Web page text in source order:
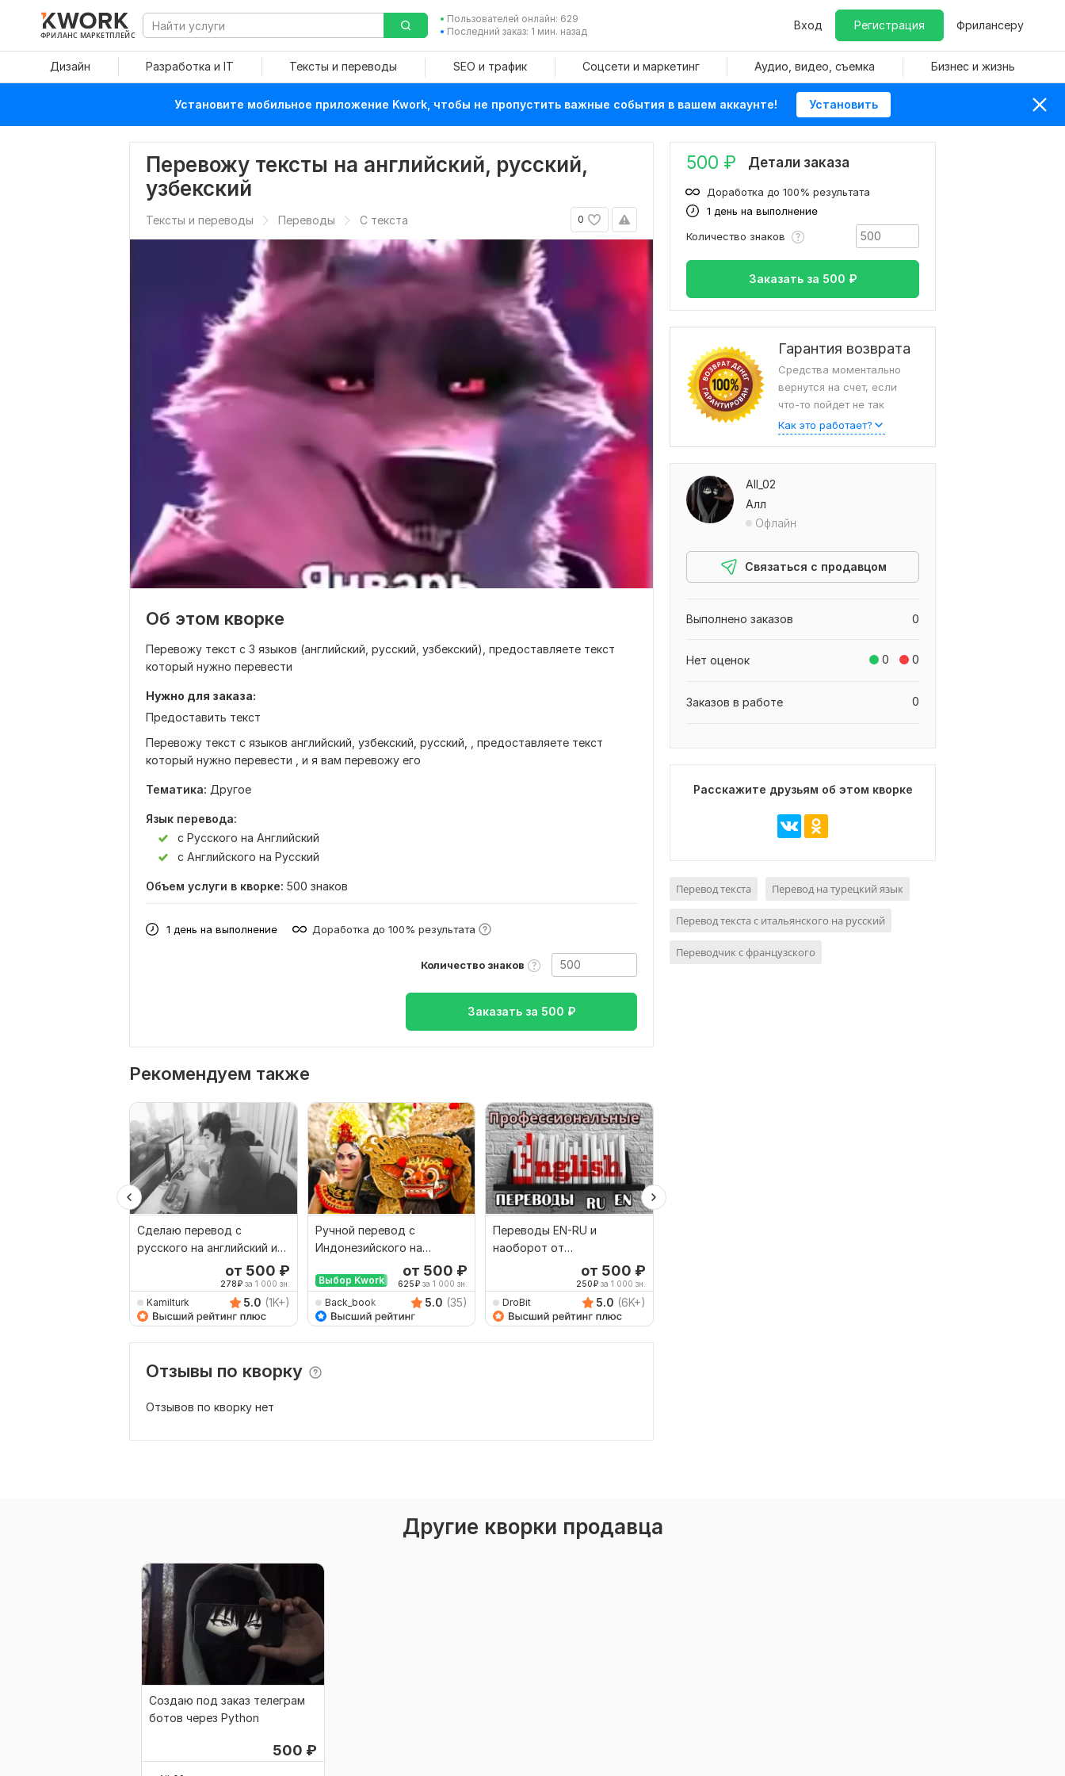
ФРИЛАНС МАРКЕТПЛЕЙС
Пользователей онлайн: 629
Последний заказ: 1 мин. назад
Вход Регистрация Фрилансеру
Дизайн Разработка и IT Тексты и переводы SEO и трафик Соцсети и маркетинг Аудио, видео, съемка Бизнес и жизнь
Установите мобильное приложение Kwork, чтобы не пропустить важные события в вашем аккаунте! Установить
Перевожу тексты на английский, русский,
узбекский
0
Тексты и переводы Переводы С текста
Об этом кворке
Перевожу текст с 3 языков (английский, русский, узбекский), предоставляете текст
который нужно перевести
Нужно для заказа:
Предоставить текст
Перевожу текст с языков английский, узбекский, русский, , предоставляете текст
который нужно перевести , и я вам перевожу его
Тематика: Другое
Язык перевода:
с Русского на Английский
с Английского на Русский
Объем услуги в кворке: 500 знаков
1 день на выполнение Доработка до 100% результата
Количество знаков
Заказать за 500 ₽
Рекомендуем также
Сделаю перевод с
русского на английский и
от 500 ₽
278₽за 1 000 зн.
Kamilturk 5.0 (1K+)
Ручной перевод с
Индонезийского на
Русский и наоборот
Выбор Kwork
от 500 ₽
625₽ за 1 000 зн.
Back_book 5.0 (35)
Переводы EN-RU и
наоборот от
от 500 ₽
250₽за 1 000 зн.
DroBit 5.0 (6K+)
Отзывы по кворку
Отзывов по кворку нет
500 ₽ Детали заказа
1 день на выполнение
Доработка до 100% результата
Количество знаков
Заказать за 500 ₽
Гарантия возврата
Средства моментально
вернутся на счет, если
что-то пойдет не так
Как это работает?
All_02
Алл
Офлайн
Связаться с продавцом
0
Выполнено заказов
0 0
Нет оценок
0
Заказов в работе
Расскажите друзьям об этом кворке
Перевод текста Перевод на турецкий язык
Перевод текста с итальянского на русский
Переводчик с французского
Другие кворки продавца
Создаю под заказ телеграм
ботов через Python
500 ₽